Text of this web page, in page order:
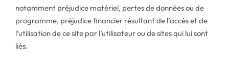
notamment préjudice matériel, pertes de données ou de
programme, préjudice financier résultant de l’accès et de
l’utilisation de ce site par l’utilisateur ou de sites qui lui sont
liés.